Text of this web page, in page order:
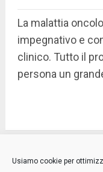
Usiamo cookie per
La malattia
impegnativo e
clinico. Tutto il
persona un